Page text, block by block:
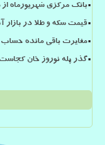
بانک مرکزی شهریورماه
قیمت سکه و طلا در بازار آزاد در ۱۲
مغایرت باقی مانده حساب های مشتریان
گذر پله نوروز خان